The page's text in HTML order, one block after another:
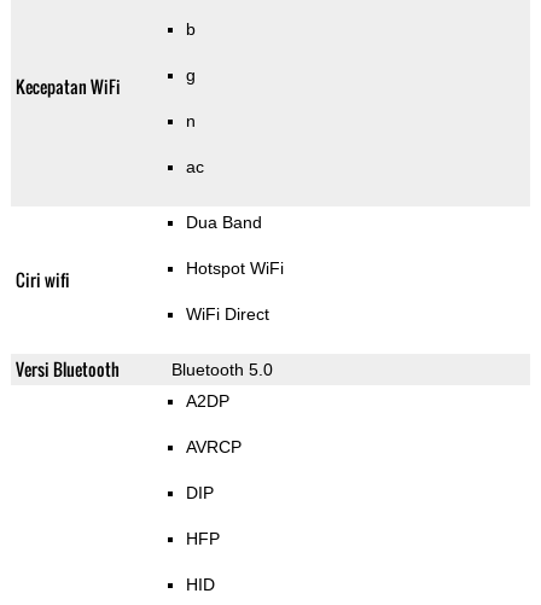
Kecepatan WiFi
b
g
n
ac
Ciri wifi
Dua Band
Hotspot WiFi
WiFi Direct
Versi Bluetooth Bluetooth 5.0
A2DP
AVRCP
DIP
HFP
HID